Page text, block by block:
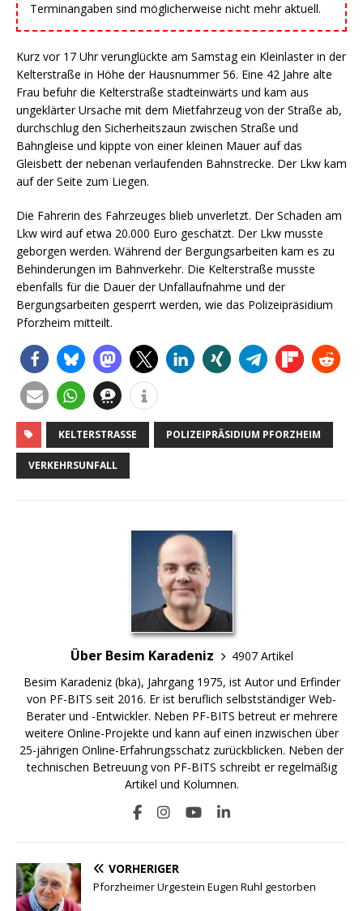
Terminangaben sind möglicherweise nicht mehr aktuell.
Kurz vor 17 Uhr verunglückte am Samstag ein Kleinlaster in der
Kelterstraße in Höhe der Hausnummer 56. Eine 42 Jahre alte
Frau befuhr die Kelterstraße stadteinwärts und kam aus
ungeklärter Ursache mit dem Mietfahrzeug von der Straße ab,
durchschlug den Sicherheitszaun zwischen Straße und
Bahngleise und kippte von einer kleinen Mauer auf das
Gleisbett der nebenan verlaufenden Bahnstrecke. Der Lkw kam
auf der Seite zum Liegen.
Die Fahrerin des Fahrzeuges blieb unverletzt. Der Schaden am
Lkw wird auf etwa 20.000 Euro geschätzt. Der Lkw musste
geborgen werden. Während der Bergungsarbeiten kam es zu
Behinderungen im Bahnverkehr. Die Kelterstraße musste
ebenfalls für die Dauer der Unfallaufnahme und der
Bergungsarbeiten gesperrt werden, wie das Polizeipräsidium
Pforzheim mitteilt.
KELTERSTRASSE POLIZEIPRÄSIDIUM PFORZHEIM
VERKEHRSUNFALL
Über Besim Karadeniz
4907 Artikel
Besim Karadeniz (bka), Jahrgang 1975, ist Autor und Erfinder
von PF-BITS seit 2016. Er ist beruflich selbstständiger Web-
Berater und -Entwickler. Neben PF-BITS betreut er mehrere
weitere Online-Projekte und kann auf einen inzwischen über
25-jährigen Online-Erfahrungsschatz zurückblicken. Neben der
technischen Betreuung von PF-BITS schreibt er regelmäßig
Artikel und Kolumnen.
VORHERIGER
Pforzheimer Urgestein Eugen Ruhl gestorben